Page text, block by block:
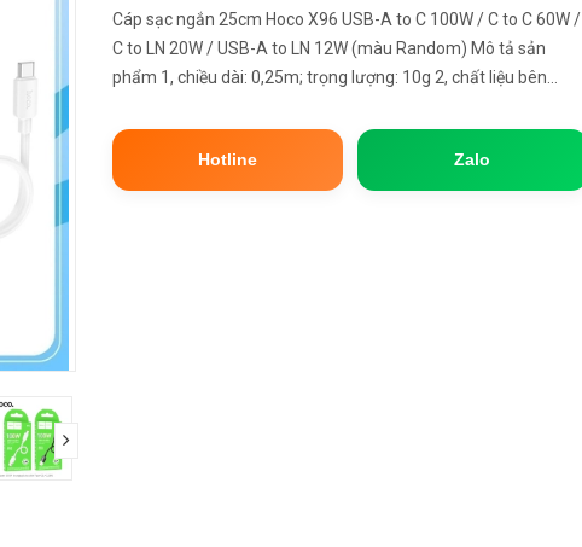
Cáp sạc ngắn 25cm Hoco X96 USB-A to C 100W / C to C 60W /
C to LN 20W / USB-A to LN 12W (màu Random) Mô tả sản
phẩm 1, chiều dài: 0,25m; trọng lượng: 10g 2, chất liệu bên
(16/0.08)*2 OD4mm 5...
Hotline
Zalo